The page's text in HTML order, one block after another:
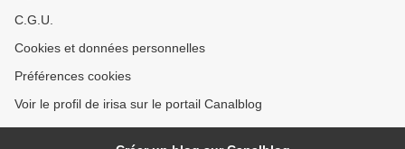
C.G.U.
Cookies et données personnelles
Préférences cookies
Voir le profil de irisa sur le portail Canalblog